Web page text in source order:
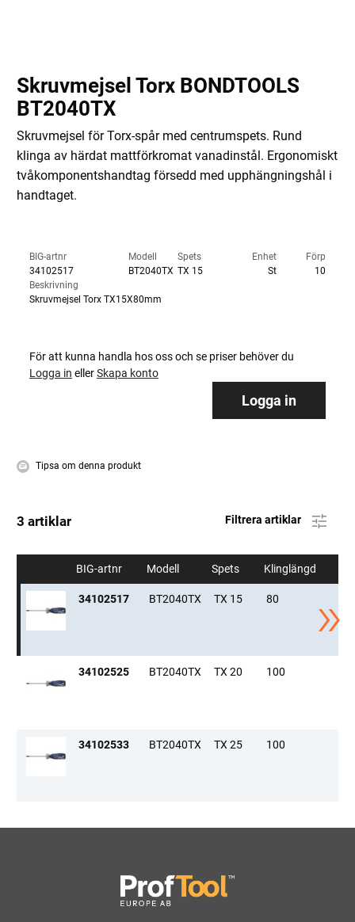
Skruvmejsel Torx BONDTOOLS
BT2040TX
Skruvmejsel för Torx-spår med centrumspets. Rund
klinga av härdat mattförkromat vanadinstål. Ergonomiskt
tvåkomponentshandtag försedd med upphängningshål i
handtaget.
BIG-artnr
34102517
Modell
BT2040TX
Spets
TX 15
Enhet
St
Förp
10
Beskrivning
Skruvmejsel Torx TX15X80mm
För att kunna handla hos oss och se priser behöver du
Logga in ellerSkapa konto
Logga in
Tipsa om denna produkt
3 artiklar Filtrera artiklar
BIG-artnr Modell Spets Klinglängd
34102517 BT2040TX TX 15 80
34102525 BT2040TX TX 20 100
34102533 BT2040TX TX 25 100